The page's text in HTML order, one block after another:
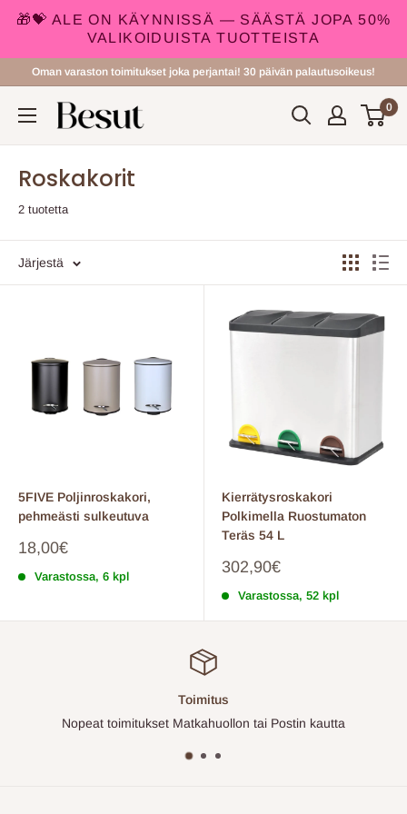
🎁💝 ALE ON KÄYNNISSÄ — SÄÄSTÄ JOPA 50%
VALIKOIDUISTA TUOTTEISTA
Oman varaston toimitukset joka perjantai! 30 päivän palautusoikeus!
Besut.fi 0
Roskakorit
2 tuotetta
Järjestä
5FIVE Poljinroskakori,
pehmeästi sulkeutuva
Myyntihinta
18,00€
Varastossa, 6 kpl
Kierrätysroskakori
Polkimella Ruostumaton
Teräs 54 L
Myyntihinta
302,90€
Varastossa, 52 kpl
Toimitus
Nopeat toimitukset Matkahuollon tai Postin kautta